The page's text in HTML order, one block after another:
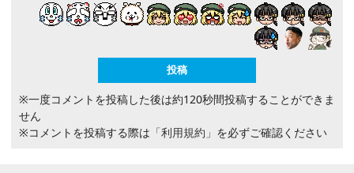
※一度コメントを投稿した後は約120秒間投稿することができま
せん
※コメントを投稿する際は 「利用規約」 を必ずご確認ください